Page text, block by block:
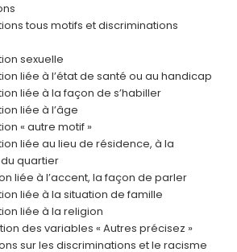
tous motifs et discriminations
sexuelle
liée à l’état de santé ou au handicap
liée à la façon de s’habiller
liée à l’âge
« autre motif »
liée au lieu de résidence, à la
quartier
liée à l’accent, la façon de parler
liée à la situation de famille
liée à la religion
des variables « Autres précisez »
sur les discriminations et le racisme